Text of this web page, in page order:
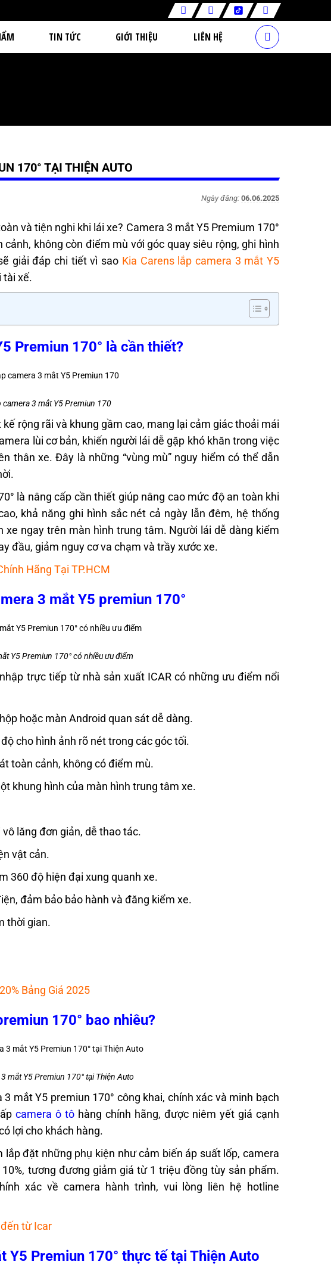
TIN TỨC GIỚI THIỆU LIÊN HỆ
170° TẠI THIỆN AUTO
Ngày đăng: 06.06.2025
và tiện nghi khi lái xe? Camera 3 mắt Y5 Premium 170°
không còn điểm mù với góc quay siêu rộng, ghi hình
giải đáp chi tiết vì sao Kia Carens lắp camera 3 mắt Y5
tài xế.
Premiun 170° là cần thiết?
camera 3 mắt Y5 Premiun 170
rộng rãi và khung gầm cao, mang lại cảm giác thoải mái
lùi cơ bản, khiến người lái dễ gặp khó khăn trong việc
thân xe. Đây là những “vùng mù” nguy hiểm có thể dẫn
là nâng cấp cần thiết giúp nâng cao mức độ an toàn khi
khả năng ghi hình sắc nét cả ngày lẫn đêm, hệ thống
ngay trên màn hình trung tâm. Người lái dễ dàng kiểm
đầu, giảm nguy cơ va chạm và trầy xước xe.
Hãng Tại TP.HCM
3 mắt Y5 premiun 170°
Y5 Premiun 170° có nhiều ưu điểm
nhập trực tiếp từ nhà sản xuất ICAR có những ưu điểm nổi
hoặc màn Android quan sát dễ dàng.
cho hình ảnh rõ nét trong các góc tối.
toàn cảnh, không có điểm mù.
khung hình của màn hình trung tâm xe.
lăng đơn giản, dễ thao tác.
vật cản.
360 độ hiện đại xung quanh xe.
đảm bảo bảo hành và đăng kiểm xe.
thời gian.
Bảng Giá 2025
170° bao nhiêu?
mắt Y5 Premiun 170° tại Thiện Auto
mắt Y5 premiun 170° công khai, chính xác và minh bạch
camera ô tô hàng chính hãng, được niêm yết giá cạnh
lợi cho khách hàng.
đặt những phụ kiện như cảm biến áp suất lốp, camera
tương đương giảm giá từ 1 triệu đồng tùy sản phẩm.
xác về camera hành trình, vui lòng liên hệ hotline
từ Icar
Y5 Premiun 170° thực tế tại Thiện Auto